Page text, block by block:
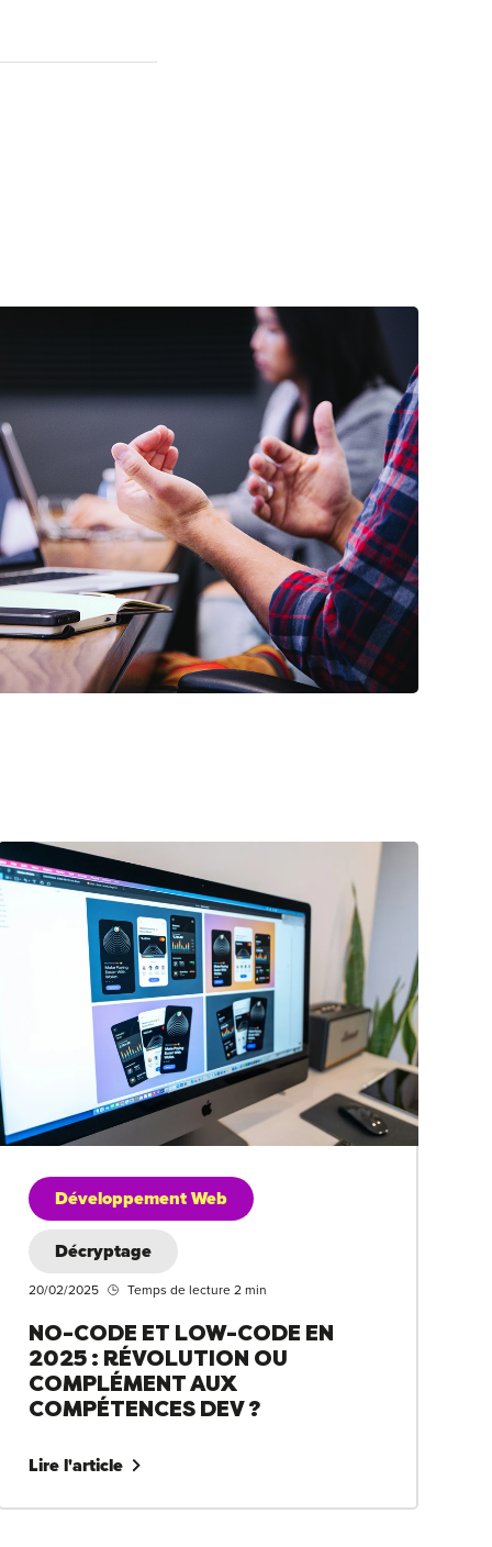
Développement Web
Décryptage
20/02/2025 Temps de lecture 2 min
NO-CODE ET LOW-CODE EN
2025 : RÉVOLUTION OU
COMPLÉMENT AUX
COMPÉTENCES DEV ?
Lire l'article